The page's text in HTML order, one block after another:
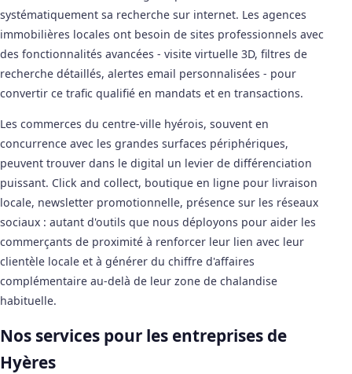
systématiquement sa recherche sur internet. Les agences
immobilières locales ont besoin de sites professionnels avec
des fonctionnalités avancées - visite virtuelle 3D, filtres de
recherche détaillés, alertes email personnalisées - pour
convertir ce trafic qualifié en mandats et en transactions.
Les commerces du centre-ville hyérois, souvent en
concurrence avec les grandes surfaces périphériques,
peuvent trouver dans le digital un levier de différenciation
puissant. Click and collect, boutique en ligne pour livraison
locale, newsletter promotionnelle, présence sur les réseaux
sociaux : autant d'outils que nous déployons pour aider les
commerçants de proximité à renforcer leur lien avec leur
clientèle locale et à générer du chiffre d'affaires
complémentaire au-delà de leur zone de chalandise
habituelle.
Nos services pour les entreprises de
Hyères